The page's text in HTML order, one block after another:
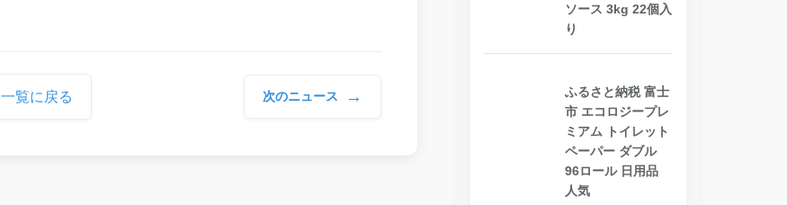
一覧に戻る 次のニュース →
ソース 3kg 22個入
り
ふるさと納税 富士
市 エコロジープレ
ミアム トイレット
ペーパー ダブル
96ロール 日用品
人気